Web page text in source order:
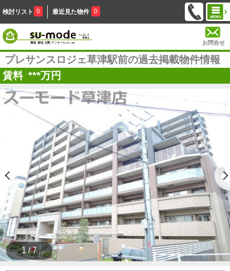
検討リスト 0 最近見た物件 0
お問合せ
プレサンスロジェ草津駅前の過去掲載物件情報
賃料 ***万円
1 / 7